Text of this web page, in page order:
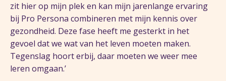
zit hier op mijn plek en kan mijn jarenlange ervaring
bij Pro Persona combineren met mijn kennis over
gezondheid. Deze fase heeft me gesterkt in het
gevoel dat we wat van het leven moeten maken.
Tegenslag hoort erbij, daar moeten we weer mee
leren omgaan.’